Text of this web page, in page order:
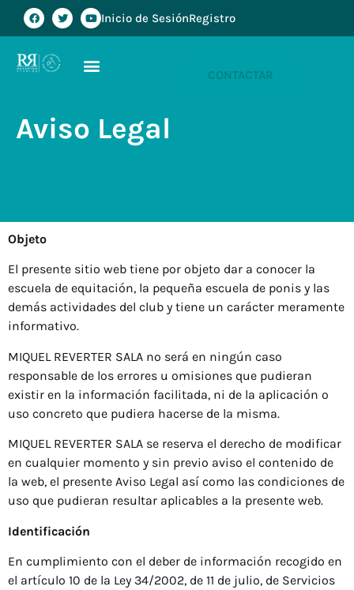
Inicio de SesiónRegistro
CONTACTAR
Aviso Legal
Objeto
El presente sitio web tiene por objeto dar a conocer la
escuela de equitación, la pequeña escuela de ponis y las
demás actividades del club y tiene un carácter meramente
informativo.
MIQUEL REVERTER SALA no será en ningún caso
responsable de los errores u omisiones que pudieran
existir en la información facilitada, ni de la aplicación o
uso concreto que pudiera hacerse de la misma.
MIQUEL REVERTER SALA se reserva el derecho de modificar
en cualquier momento y sin previo aviso el contenido de
la web, el presente Aviso Legal así como las condiciones de
uso que pudieran resultar aplicables a la presente web.
Identificación
En cumplimiento con el deber de información recogido en
el artículo 10 de la Ley 34/2002, de 11 de julio, de Servicios